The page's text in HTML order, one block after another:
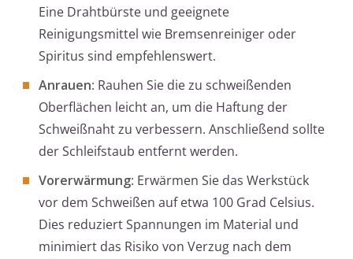
Eine Drahtbürste und geeignete
Reinigungsmittel wie Bremsenreiniger oder
Spiritus sind empfehlenswert.
Anrauen: Rauhen Sie die zu schweißenden
Oberflächen leicht an, um die Haftung der
Schweißnaht zu verbessern. Anschließend sollte
der Schleifstaub entfernt werden.
Vorerwärmung: Erwärmen Sie das Werkstück
vor dem Schweißen auf etwa 100 Grad Celsius.
Dies reduziert Spannungen im Material und
minimiert das Risiko von Verzug nach dem